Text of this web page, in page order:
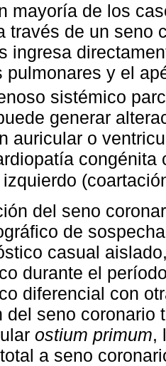
mayoría de los
través de un seno
ingresa
pulmonares y el
sistémico
generar
auricular o
del seno
de
casual
durante el
diferencial con
del seno coronario
ostium primum,
a seno